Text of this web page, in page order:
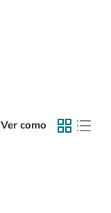
Ver como